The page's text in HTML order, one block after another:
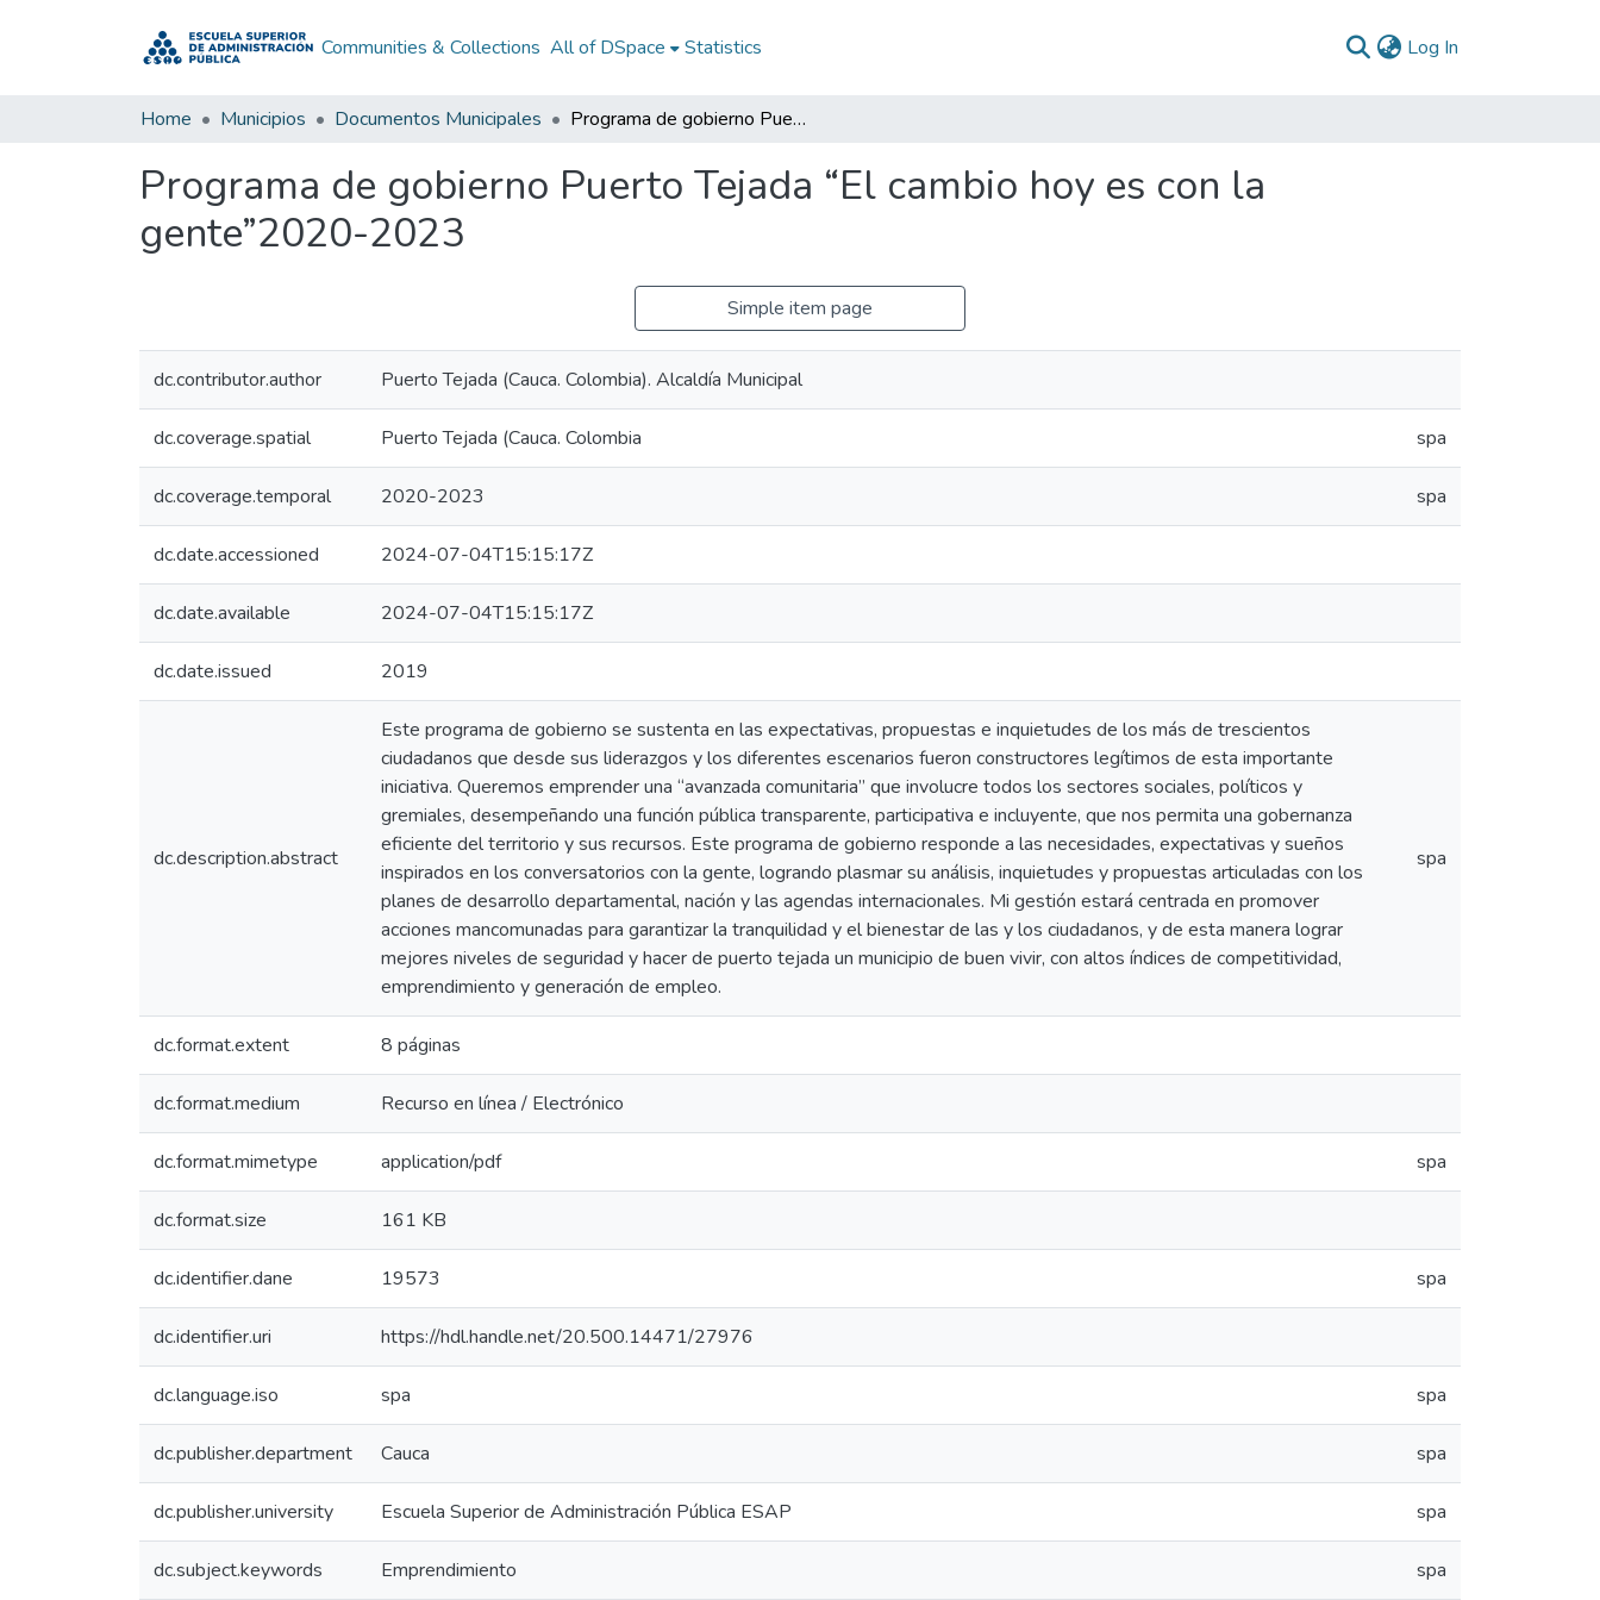
Communities & Collections All of DSpace Statistics Log In
Home Municipios Documentos Municipales Programa de gobierno Puerto Tejada “El cambio hoy es con la gente”2020-2023
Programa de gobierno Puerto Tejada “El cambio hoy es con la
gente”2020-2023
Simple item page
dc.contributor.author Puerto Tejada (Cauca. Colombia). Alcaldía Municipal
dc.coverage.spatial Puerto Tejada (Cauca. Colombia spa
dc.coverage.temporal 2020-2023 spa
dc.date.accessioned 2024-07-04T15:15:17Z
dc.date.available 2024-07-04T15:15:17Z
dc.date.issued 2019
dc.description.abstract
Este programa de gobierno se sustenta en las expectativas, propuestas e inquietudes de los más de trescientos
ciudadanos que desde sus liderazgos y los diferentes escenarios fueron constructores legítimos de esta importante
iniciativa. Queremos emprender una “avanzada comunitaria” que involucre todos los sectores sociales, políticos y
gremiales, desempeñando una función pública transparente, participativa e incluyente, que nos permita una gobernanza
eficiente del territorio y sus recursos. Este programa de gobierno responde a las necesidades, expectativas y sueños
inspirados en los conversatorios con la gente, logrando plasmar su análisis, inquietudes y propuestas articuladas con los
planes de desarrollo departamental, nación y las agendas internacionales. Mi gestión estará centrada en promover
acciones mancomunadas para garantizar la tranquilidad y el bienestar de las y los ciudadanos, y de esta manera lograr
mejores niveles de seguridad y hacer de puerto tejada un municipio de buen vivir, con altos índices de competitividad,
emprendimiento y generación de empleo.
spa
dc.format.extent 8 páginas
dc.format.medium Recurso en línea / Electrónico
dc.format.mimetype application/pdf spa
dc.format.size 161 KB
dc.identifier.dane 19573 spa
dc.identifier.uri https://hdl.handle.net/20.500.14471/27976
dc.language.iso spa spa
dc.publisher.department Cauca spa
dc.publisher.university Escuela Superior de Administración Pública ESAP spa
dc.subject.keywords Emprendimiento spa